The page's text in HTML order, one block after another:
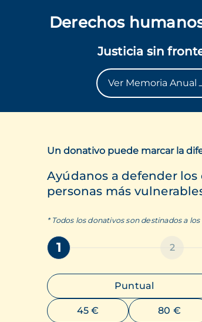
Derechos
Justicia sin
Ver Memoria Anual
Un donativo puede marcar la
Ayúdanos a defender
personas más
* Todos los donativos son destinados a
1 2
Puntual
45 € 80 €